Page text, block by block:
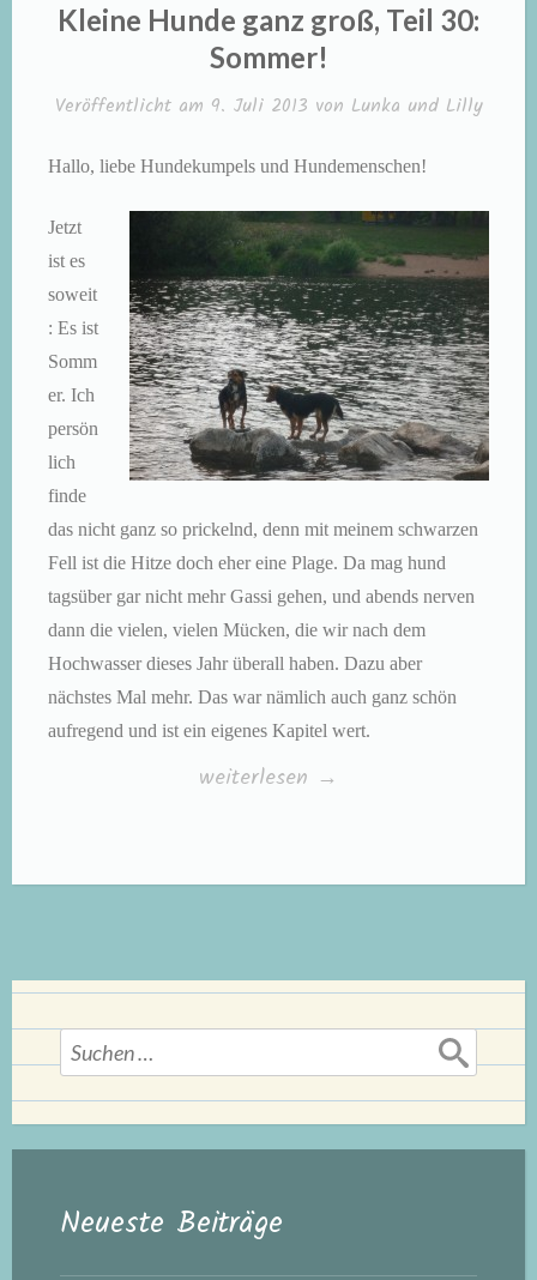
Kleine Hunde ganz groß, Teil 30:
Sommer!
Veröffentlicht am 9. Juli 2013 von Lunka und Lilly
Hallo, liebe Hundekumpels und Hundemenschen!
Jetzt
ist es
soweit
: Es ist
Somm
er. Ich
persön
lich
finde
das nicht ganz so prickelnd, denn mit meinem schwarzen
Fell ist die Hitze doch eher eine Plage. Da mag hund
tagsüber gar nicht mehr Gassi gehen, und abends nerven
dann die vielen, vielen Mücken, die wir nach dem
Hochwasser dieses Jahr überall haben. Dazu aber
nächstes Mal mehr. Das war nämlich auch ganz schön
aufregend und ist ein eigenes Kapitel wert.
„Kleine
groß,
weiterlesen →
Suchen
nach:
Neueste Beiträge